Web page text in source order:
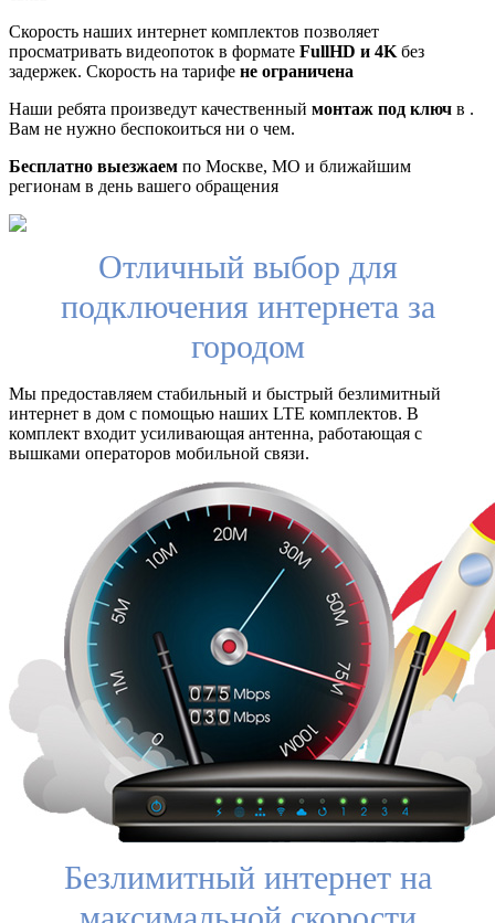
Скорость наших интернет комплектов позволяет
просматривать видеопоток в формате FullHD и 4K без
задержек. Скорость на тарифе не ограничена
Наши ребята произведут качественный монтаж под ключ в .
Вам не нужно беспокоиться ни о чем.
Бесплатно выезжаем по Москве, МО и ближайшим
регионам в день вашего обращения
Отличный выбор для
подключения интернета за
городом
Мы предоставляем стабильный и быстрый безлимитный
интернет в дом с помощью наших LTE комплектов. В
комплект входит усиливающая антенна, работающая с
вышками операторов мобильной связи.
Безлимитный интернет на